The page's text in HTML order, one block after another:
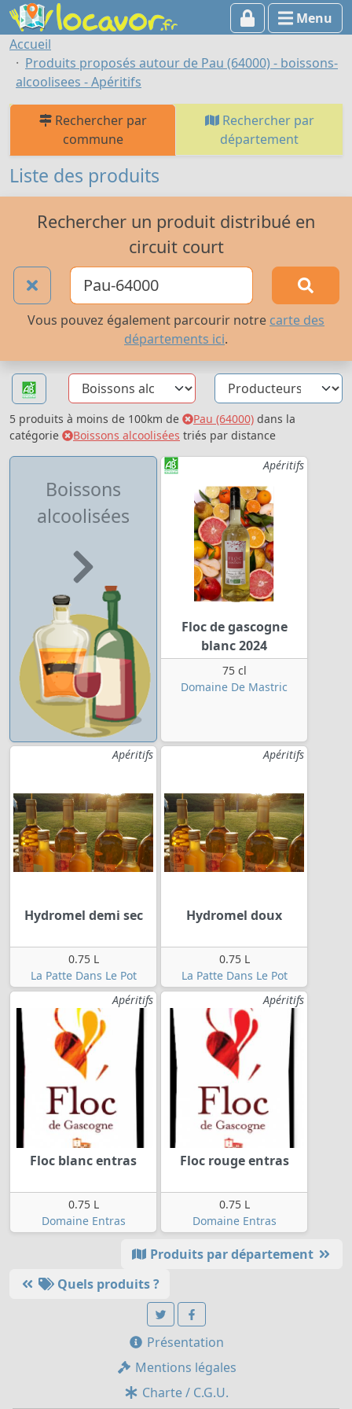
Menu
Accueil
Produits proposés autour de Pau (64000) - boissons-
alcoolisees - Apéritifs
Rechercher par
commune
Rechercher par
département
Liste des produits
Rechercher un produit distribué en
circuit court
Vous pouvez également parcourir notre carte des
départements ici.
5 produits à moins de 100km de Pau (64000) dans la
catégorie
Boissons alcoolisées triés par distance
Boissons
alcoolisées
Apéritifs
Floc de gascogne
blanc 2024
75 cl
Domaine De Mastric
Apéritifs
Hydromel demi sec
0.75 L
La Patte Dans Le Pot
Apéritifs
Hydromel doux
0.75 L
La Patte Dans Le Pot
Apéritifs
Floc blanc entras
0.75 L
Domaine Entras
Apéritifs
Floc rouge entras
0.75 L
Domaine Entras
Produits par département
Quels produits ?
Présentation
Mentions légales
Charte / C.G.U.